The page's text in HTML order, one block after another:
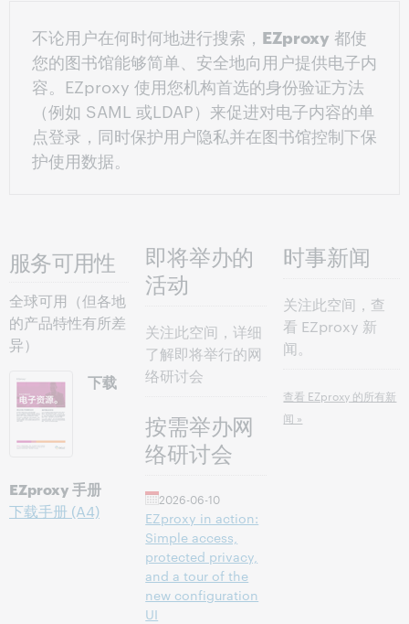
不论用户在何时何地进行搜索， EZproxy 都使
您的图书馆能够简单、安全地向用户提供电子内
容。EZproxy 使用您机构首选的身份验证方法
（例如 SAML 或LDAP）来促进对电子内容的单
点登录，同时保护用户隐私并在图书馆控制下保
护使用数据。
服务可用性
全球可用（但各地
的产品特性有所差
异）
下载
EZproxy 手册
下载手册 (A4)
即将举办的
活动
关注此空间，详细
了解即将举行的网
络研讨会
按需举办网
络研讨会
2026-06-10
EZproxy in action:
Simple access,
protected privacy,
and a tour of the
new configuration
UI
时事新闻
关注此空间，查
看 EZproxy 新
闻。
查看 EZproxy 的所有新
闻 »